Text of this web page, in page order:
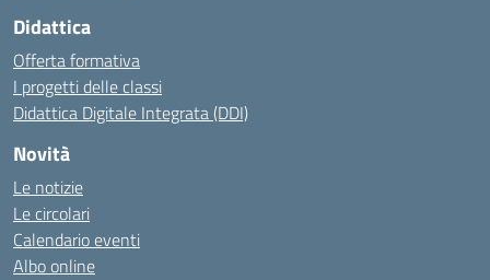
Didattica
Offerta formativa
I progetti delle classi
Didattica Digitale Integrata (DDI)
Novità
Le notizie
Le circolari
Calendario eventi
Albo online